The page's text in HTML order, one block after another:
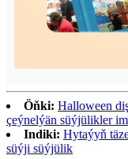
Öňki: Halloween
çeýnelýän süýjülikler
Indiki: Hytaýyň
süýji süýjülik